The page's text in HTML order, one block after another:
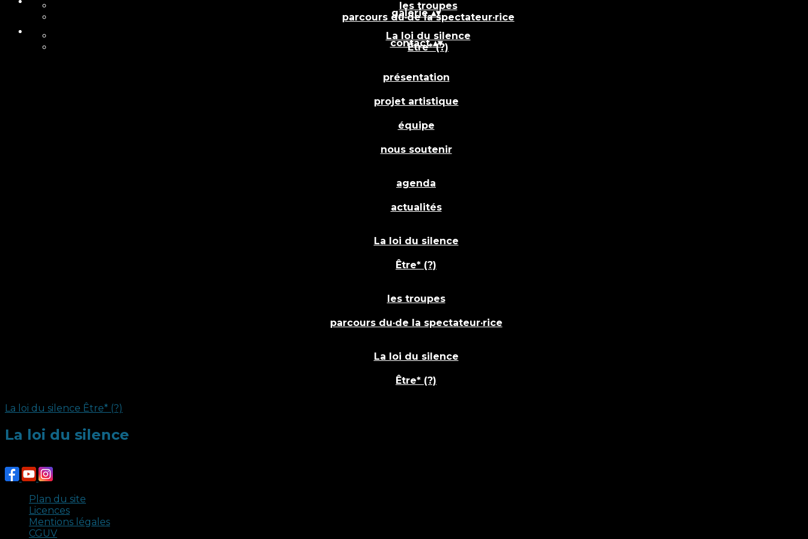
les troupes
parcours du·de la spectateur·rice
galerie▴▾
La loi du silence
Être* (?)
contact▴▾
présentation
projet artistique
équipe
nous soutenir
agenda
actualités
La loi du silence
Être* (?)
les troupes
parcours du·de la spectateur·rice
La loi du silence
Être* (?)
La loi du silence Être* (?)
La loi du silence
Plan du site
Licences
Mentions légales
CGUV